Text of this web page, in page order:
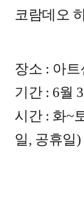
코람데오
장소 : 아
기간 : 6월
시간 : 화~
일, 공휴일)